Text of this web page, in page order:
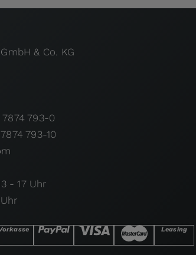
& Co. KG
7874 793-0
793-10
- 17 Uhr
Leasing